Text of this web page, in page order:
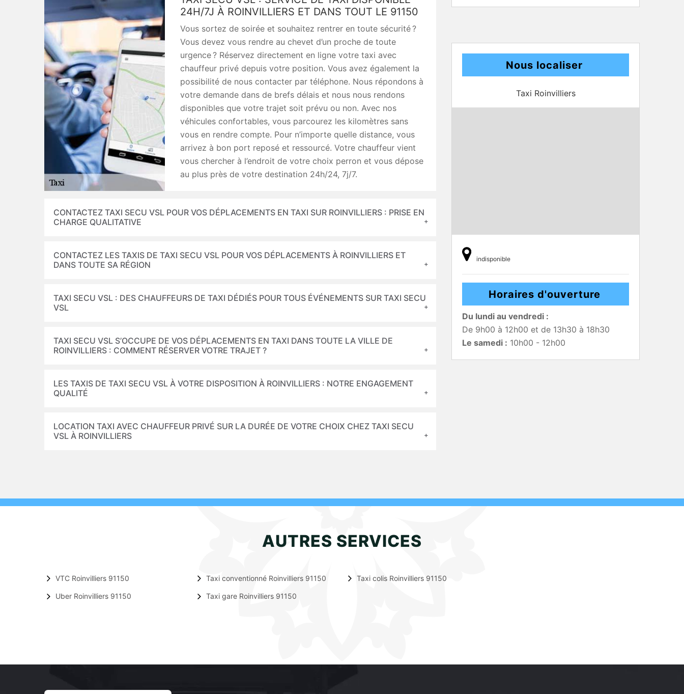
24H/7J À ROINVILLIERS ET DANS TOUT LE 91150
Vous sortez de soirée et souhaitez rentrer en toute sécurité ?
Vous devez vous rendre au chevet d’un proche de toute
urgence ? Réservez directement en ligne votre taxi avec
chauffeur privé depuis votre position. Vous avez également la
possibilité de nous contacter par téléphone. Nous répondons à
votre demande dans de brefs délais et nous nous rendons
disponibles que votre trajet soit prévu ou non. Avec nos
véhicules confortables, vous parcourez les kilomètres sans
vous en rendre compte. Pour n’importe quelle distance, vous
arrivez à bon port reposé et ressourcé. Votre chauffeur vient
vous chercher à l’endroit de votre choix perron et vous dépose
au plus près de votre destination 24h/24, 7j/7.
CONTACTEZ TAXI SECU VSL POUR VOS DÉPLACEMENTS EN TAXI SUR ROINVILLIERS : PRISE EN
CHARGE QUALITATIVE
CONTACTEZ LES TAXIS DE TAXI SECU VSL POUR VOS DÉPLACEMENTS À ROINVILLIERS ET
DANS TOUTE SA RÉGION
TAXI SECU VSL : DES CHAUFFEURS DE TAXI DÉDIÉS POUR TOUS ÉVÉNEMENTS SUR TAXI SECU
VSL
TAXI SECU VSL S’OCCUPE DE VOS DÉPLACEMENTS EN TAXI DANS TOUTE LA VILLE DE
ROINVILLIERS : COMMENT RÉSERVER VOTRE TRAJET ?
LES TAXIS DE TAXI SECU VSL À VOTRE DISPOSITION À ROINVILLIERS : NOTRE ENGAGEMENT
QUALITÉ
LOCATION TAXI AVEC CHAUFFEUR PRIVÉ SUR LA DURÉE DE VOTRE CHOIX CHEZ TAXI SECU
VSL À ROINVILLIERS
Nous localiser
Taxi Roinvilliers
indisponible
Horaires d'ouverture
Du lundi au vendredi :
De 9h00 à 12h00 et de 13h30 à 18h30
Le samedi : 10h00 - 12h00
AUTRES SERVICES
VTC Roinvilliers 91150
Uber Roinvilliers 91150
Taxi conventionné Roinvilliers 91150
Taxi gare Roinvilliers 91150
Taxi colis Roinvilliers 91150